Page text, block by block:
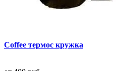
Coffee термос кружка